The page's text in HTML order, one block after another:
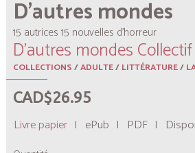
D'autres mondes
15 autrices 15 nouvelles d’horreur
D'autres mondes
COLLECTIONS/ADULTE/LITTÉRATURE/
CAD$26.95
Livre papier | ePub | PDF |